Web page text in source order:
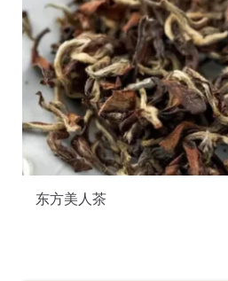
东方美人茶